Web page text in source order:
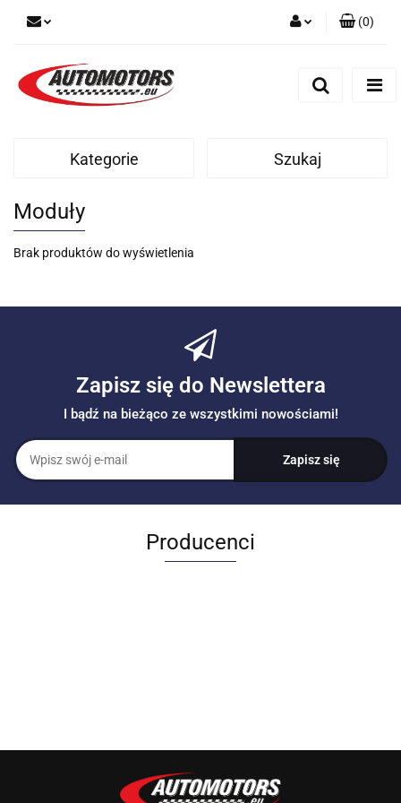
(0)
Kategorie Szukaj
Moduły
Brak produktów do wyświetlenia
Zapisz się do Newslettera
I bądź na bieżąco ze wszystkimi nowościami!
Producenci